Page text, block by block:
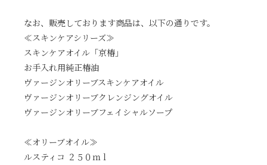
なお、販売しております商品は、以下の通りです。
≪スキンケアシリーズ≫
スキンケアオイル「京椿」
お手入れ用純正椿油
ヴァージンオリーブスキンケアオイル
ヴァージンオリーブクレンジングオイル
ヴァージンオリーブフェイシャルソープ
≪オリーブオイル≫
ルスティコ ２５０ｍｌ